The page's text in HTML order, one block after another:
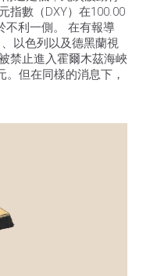
指數（DXY）在100.00
不利一側。 在有報導
以色列以及德黑蘭視
禁止進入霍爾木茲海峽
。但在同樣的消息下，